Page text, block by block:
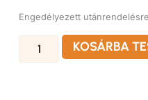
Engedélyezett utánrendelésre
KOSÁRBA